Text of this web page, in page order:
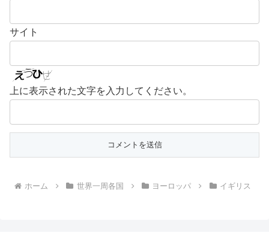
サイト
上に表示された文字を入力してください。
ホーム 世界一周各国 ヨーロッパ イギリス